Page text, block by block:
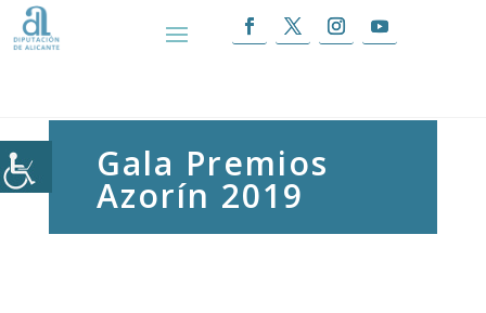
Gala Premios Azorín 2019
Gala Premios
Azorín 2019